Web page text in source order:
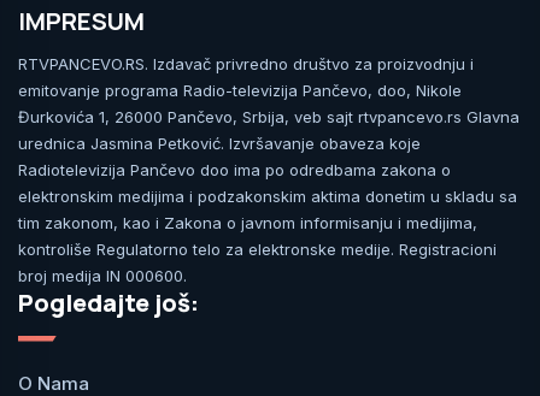
IMPRESUM
RTVPANCEVO.RS. Izdavač privredno društvo za proizvodnju i
emitovanje programa Radio-televizija Pančevo, doo, Nikole
Đurkovića 1, 26000 Pančevo, Srbija, veb sajt rtvpancevo.rs Glavna
urednica Jasmina Petković. Izvršavanje obaveza koje
Radiotelevizija Pančevo doo ima po odredbama zakona o
elektronskim medijima i podzakonskim aktima donetim u skladu sa
tim zakonom, kao i Zakona o javnom informisanju i medijima,
kontroliše Regulatorno telo za elektronske medije. Registracioni
broj medija IN 000600.
Pogledajte još:
O Nama